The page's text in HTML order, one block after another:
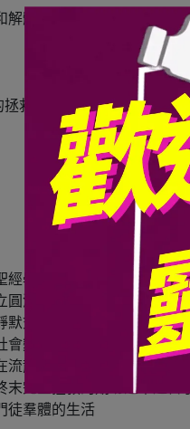
體
拯救／黃順成
學者包衡的啟迪
滿的生命
式同在
會變遷下對信仰實踐的反思
散中的身分危機
完全拯救的期盼之中過日子
徒羣體的生活